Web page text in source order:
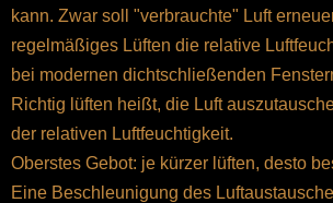
kann. Zwar soll "verbrauchte" Luft
regelmäßiges Lüften die relative
bei modernen dichtschließenden
Richtig lüften heißt, die Luft
der relativen Luftfeuchtigkeit.
Oberstes Gebot: je kürzer lüften, desto
Eine Beschleunigung des